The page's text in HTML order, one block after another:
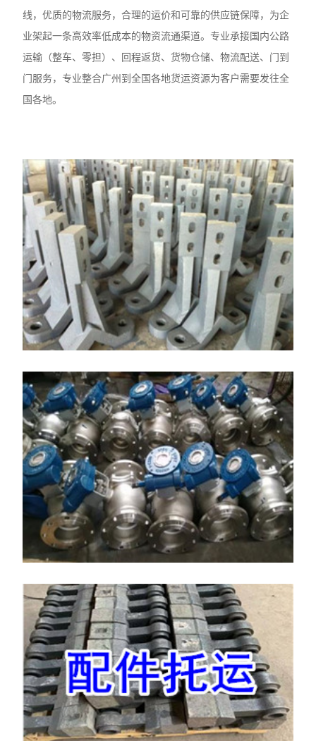
线，优质的物流服务，合理的运价和可靠的供应链保障，为企
业架起一条高效率低成本的物资流通渠道。专业承接国内公路
运输（整车、零担）、回程返货、货物仓储、物流配送、门到
门服务，专业整合广州到全国各地货运资源为客户需要发往全
国各地。